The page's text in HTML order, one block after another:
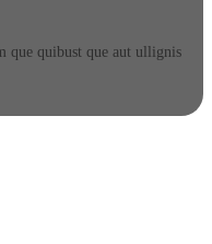
que quibust que aut ullignis